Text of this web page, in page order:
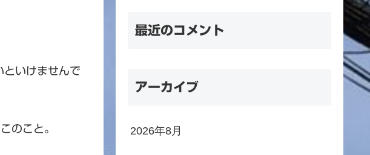
といけませんで
のこと。
最近のコメント
アーカイブ
2026年8月